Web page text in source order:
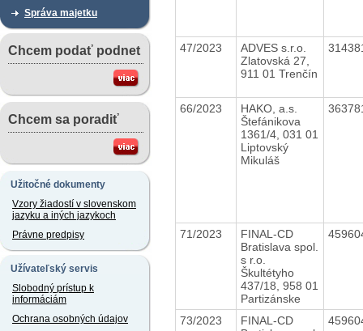
Správa majetku
Chcem podať podnet
Chcem sa poradiť
Užitočné dokumenty
Vzory žiadostí v slovenskom
jazyku a iných jazykoch
Právne predpisy
Užívateľský servis
Slobodný prístup k
informáciám
Ochrana osobných údajov
47/2023
ADVES s.r.o.
Zlatovská 27,
911 01 Trenčín
66/2023
HAKO, a.s.
Štefánikova
1361/4, 031 01
Liptovský
Mikuláš
71/2023
FINAL-CD
Bratislava spol.
s r.o.
Škultétyho
437/18, 958 01
Partizánske
73/2023
FINAL-CD